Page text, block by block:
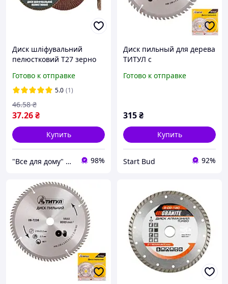
Диск шліфувальний
пелюстковий Т27 зерно
MASTERTOOL 08-2215
Готово к отправке
5.0 (1)
37.26₴
46.58 ₴
Купить
"Все для дому" мережа будівельно-господарських магазинів 98%
Диск пильный для дерева
ТИТУЛ с
напайками 230х22.2х60Т
Готово к отправке
315₴
Купить
Start Bud 92%